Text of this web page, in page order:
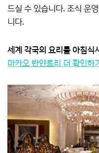
드실 수 있습니다. 조식 운
니다.
세계 각국의 요리를 아침식
마카오 반얀트리 더 확인하